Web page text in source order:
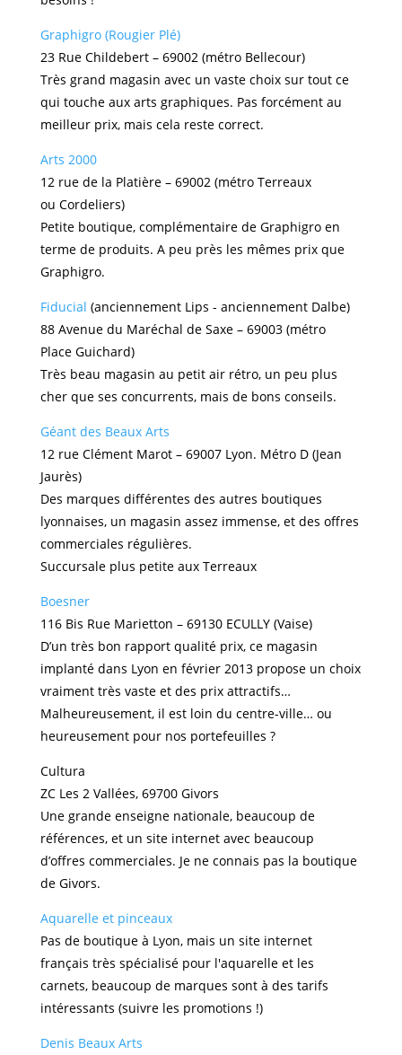
Graphigro (Rougier Plé)
23 Rue Childebert – 69002 (métro Bellecour)
Très grand magasin avec un vaste choix sur tout ce
qui touche aux arts graphiques. Pas forcément au
meilleur prix, mais cela reste correct.
Arts 2000
12 rue de la Platière – 69002 (métro Terreaux
ou Cordeliers)
Petite boutique, complémentaire de Graphigro en
terme de produits. A peu près les mêmes prix que
Graphigro.
Fiducial (anciennement Lips - anciennement Dalbe)
88 Avenue du Maréchal de Saxe – 69003 (métro
Place Guichard)
Très beau magasin au petit air rétro, un peu plus
cher que ses concurrents, mais de bons conseils.
Géant des Beaux Arts
12 rue Clément Marot – 69007 Lyon. Métro D (Jean
Jaurès)
Des marques différentes des autres boutiques
lyonnaises, un magasin assez immense, et des offres
commerciales régulières.
Succursale plus petite aux Terreaux
Boesner
116 Bis Rue Marietton – 69130 ECULLY (Vaise)
D’un très bon rapport qualité prix, ce magasin
implanté dans Lyon en février 2013 propose un choix
vraiment très vaste et des prix attractifs…
Malheureusement, il est loin du centre-ville… ou
heureusement pour nos portefeuilles ?
Cultura
ZC Les 2 Vallées, 69700 Givors
Une grande enseigne nationale, beaucoup de
références, et un site internet avec beaucoup
d’offres commerciales. Je ne connais pas la boutique
de Givors.
Aquarelle et pinceaux
Pas de boutique à Lyon, mais un site internet
français très spécialisé pour l'aquarelle et les
carnets, beaucoup de marques sont à des tarifs
intéressants (suivre les promotions !)
Denis Beaux Arts